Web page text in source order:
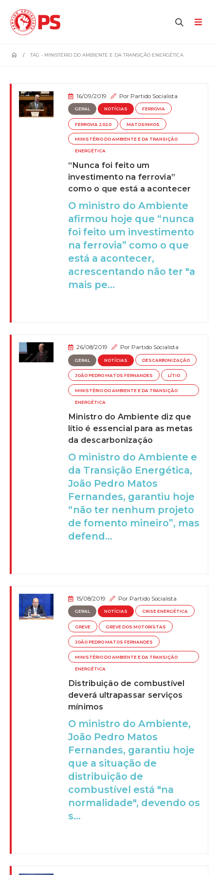
TAG - MINISTÉRIO DO AMBIENTE E DA TRANSIÇÃO ENERGÉTICA
16/09/2019 Por Partido Socialista
GERAL NOTÍCIAS FERROVIA
FERROVIA 2020 MATOSINHOS
MINISTÉRIO DO AMBIENTE E DA TRANSIÇÃO
ENERGÉTICA
“Nunca foi feito um
investimento na ferrovia”
como o que está a acontecer
O ministro do Ambiente
afirmou hoje que “nunca
foi feito um investimento
na ferrovia” como o que
está a acontecer,
acrescentando não ter "a
mais pe...
26/08/2019 Por Partido Socialista
GERAL NOTÍCIAS DESCARBONIZAÇÃO
JOÃO PEDRO MATOS FERNANDES LÍTIO
MINISTÉRIO DO AMBIENTE E DA TRANSIÇÃO
ENERGÉTICA
Ministro do Ambiente diz que
lítio é essencial para as metas
da descarbonização
O ministro do Ambiente e
da Transição Energética,
João Pedro Matos
Fernandes, garantiu hoje
“não ter nenhum projeto
de fomento mineiro”, mas
defend...
15/08/2019 Por Partido Socialista
GERAL NOTÍCIAS CRISE ENERGÉTICA
GREVE GREVE DOS MOTORISTAS
JOÃO PEDRO MATOS FERNANDES
MINISTÉRIO DO AMBIENTE E DA TRANSIÇÃO
ENERGÉTICA
Distribuição de combustível
deverá ultrapassar serviços
mínimos
O ministro do Ambiente,
João Pedro Matos
Fernandes, garantiu hoje
que a situação de
distribuição de
combustível está "na
normalidade", devendo os
s...